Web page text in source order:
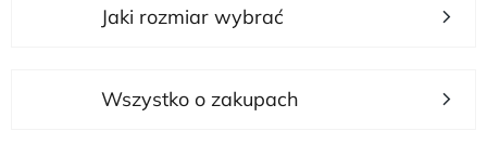
Jaki rozmiar wybrać
Wszystko o zakupach